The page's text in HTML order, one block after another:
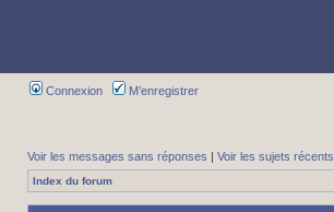
Connexion M’enregistrer
Voir les messages sans réponses | Voir les sujets récents
Index du forum